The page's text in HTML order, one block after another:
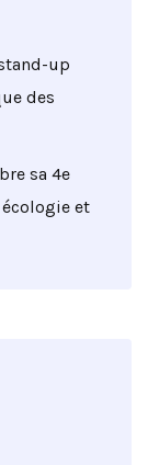
up
des
sa 4e
et